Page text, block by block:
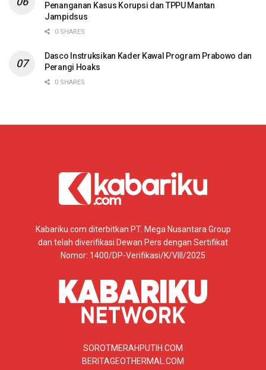
Penanganan Kasus Korupsi dan TPPU Mantan
Jampidsus
0 SHARES
Dasco Instruksikan Kader Kawal Program Prabowo dan
Perangi Hoaks
0 SHARES
Kabariku.com diterbitkan PT. Mega Nusantara Group
dan telah diverifikasi Dewan Pers dengan Sertifikat
Nomor: 1400/DP-Verifikasi/K/VIII/2025
SOROTMERAHPUTIH.COM
BERITAGEOTHERMAL.COM